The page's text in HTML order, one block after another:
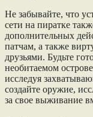
Не забывайте, что
сети на пиратке
дополнительных
патчам, а также
друзьями. Будьте
необитаемом
исследуя
создайте оружие,
за свое выживание